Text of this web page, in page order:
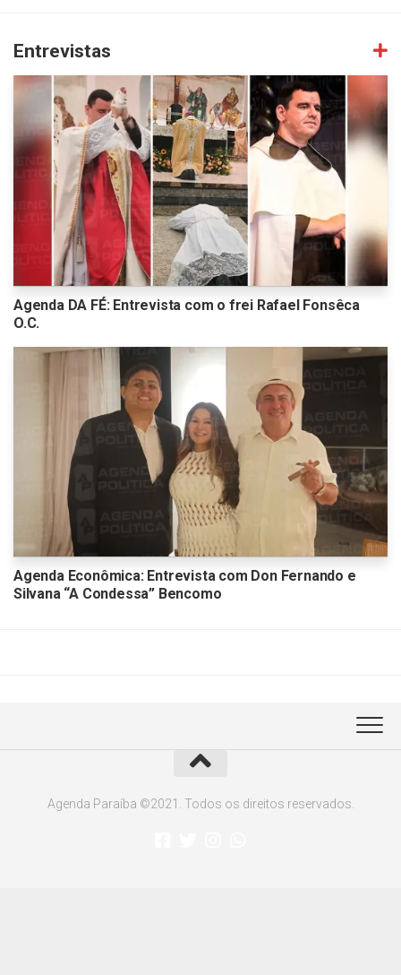
Entrevistas
Agenda DA FÉ: Entrevista com o frei Rafael Fonsêca
O.C.
Agenda Econômica: Entrevista com Don Fernando e
Silvana “A Condessa” Bencomo
Agenda Paraíba ©2021. Todos os direitos reservados.